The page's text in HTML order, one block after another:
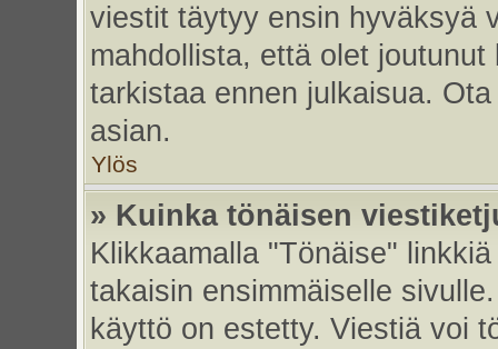
viestit täytyy ensin hyväksyä
mahdollista, että olet
tarkistaa ennen julkaisua.
asian.
Ylös
» Kuinka tönäisen
Klikkaamalla "Tönäise"
takaisin ensimmäiselle
käyttö on estetty. Viestiä voi